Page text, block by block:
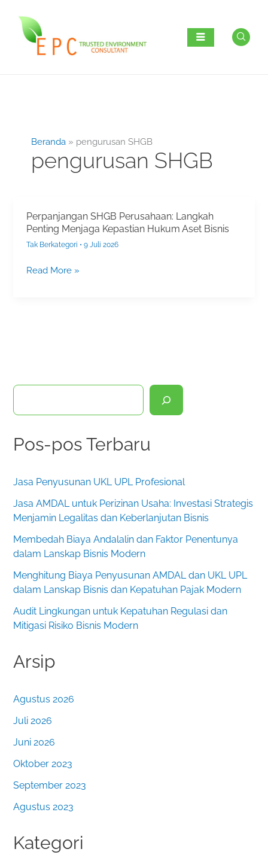
konten
Beranda pengurusan SHGB
pengurusan SHGB
Perpanjangan SHGB Perusahaan: Langkah
Penting Menjaga Kepastian Hukum Aset Bisnis
Tak Berkategori •9 Juli 2026
Perpanjangan
SHGB
Perusahaan:
Penting
Read More »
a
iPos-pos Terbaru
Jasa Penyusunan UKL UPL Profesional
Jasa AMDAL untuk Perizinan Usaha: Investasi Strategis
Menjamin Legalitas dan Keberlanjutan Bisnis
Membedah Biaya Andalalin dan Faktor Penentunya
dalam Lanskap Bisnis Modern
Menghitung Biaya Penyusunan AMDAL dan UKL UPL
dalam Lanskap Bisnis dan Kepatuhan Pajak Modern
Audit Lingkungan untuk Kepatuhan Regulasi dan
Mitigasi Risiko Bisnis Modern
Arsip
Agustus 2026
Juli 2026
Juni 2026
Oktober 2023
September 2023
Agustus 2023
Kategori